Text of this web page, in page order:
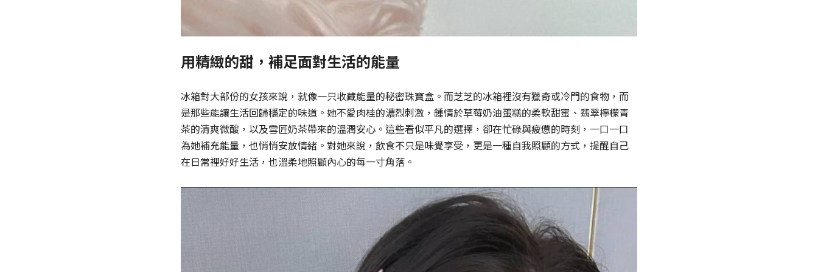
用精緻的甜，補足面對生活的能量
冰箱對大部份的女孩來說，就像一只收藏能量的秘密珠寶盒。而芝芝的冰箱裡沒有獵奇或冷門的食物，而
是那些能讓生活回歸穩定的味道。她不愛肉桂的濃烈刺激，鍾情於草莓奶油蛋糕的柔軟甜蜜、翡翠檸檬青
茶的清爽微酸，以及雪匠奶茶帶來的溫潤安心。這些看似平凡的選擇，卻在忙碌與疲憊的時刻，一口一口
為她補充能量，也悄悄安放情緒。對她來說，飲食不只是味覺享受，更是一種自我照顧的方式，提醒自己
在日常裡好好生活，也溫柔地照顧內心的每一寸角落。